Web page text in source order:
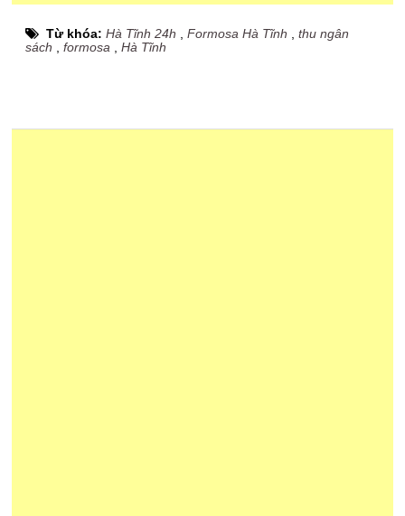
Từ khóa:Hà Tĩnh 24h ,Formosa Hà Tĩnh ,thu ngân
sách ,formosa ,Hà Tĩnh